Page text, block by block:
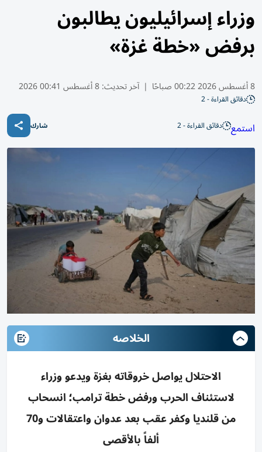
وزراء إسرائيليون يطالبون
برفض «خطة غزة»
8 أغسطس 2026 00:22 صباحًا | آخر تحديث:8 أغسطس 00:41 2026
دقائق القراءة - 2
استمع دقائق القراءة - 2 شارك
الخلاصه
الاحتلال يواصل خروقاته بغزة ويدعو وزراء
لاستئناف الحرب ورفض خطة ترامب؛ انسحاب
من قلنديا وكفر عقب بعد عدوان واعتقالات و70
ألفاً بالأقصى